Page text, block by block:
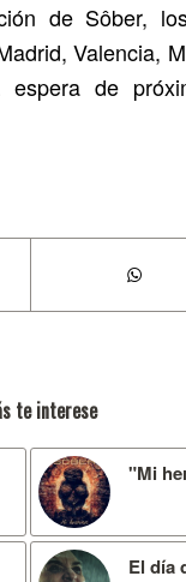
de Sôber,
Valencia,
de
te interese
"Mi
El día